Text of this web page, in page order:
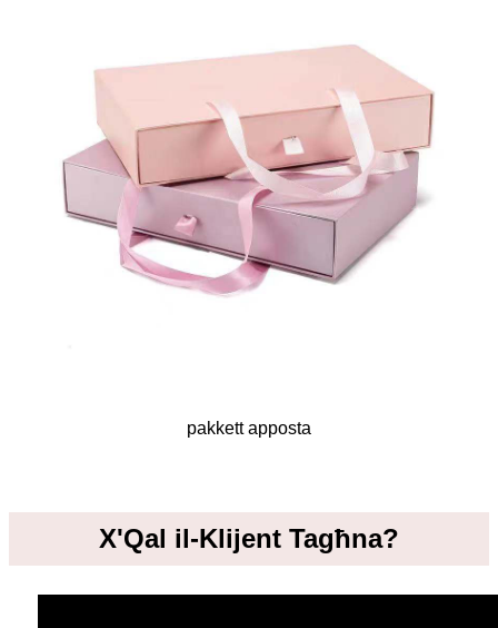
pakkett apposta
X'Qal il-Klijent Tagħna?